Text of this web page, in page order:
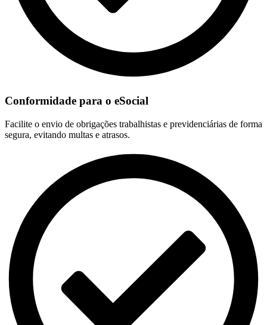
Conformidade para o eSocial
Facilite o envio de obrigações trabalhistas e previdenciárias de forma
segura, evitando multas e atrasos.